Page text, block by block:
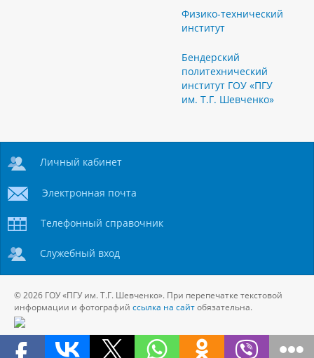
Физико-технический
институт
Бендерский
политехнический
институт ГОУ «ПГУ
им. Т.Г. Шевченко»
Личный кабинет
Электронная почта
Телефонный справочник
Служебный вход
© 2026 ГОУ «ПГУ им. Т.Г. Шевченко». При перепечатке текстовой
информации и фотографий ссылка на сайтобязательна.